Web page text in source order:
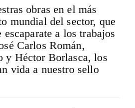
obras en el más
mundial del sector, que
escaparate a los trabajos
Carlos Román,
y Héctor Borlasca, los
vida a nuestro sello